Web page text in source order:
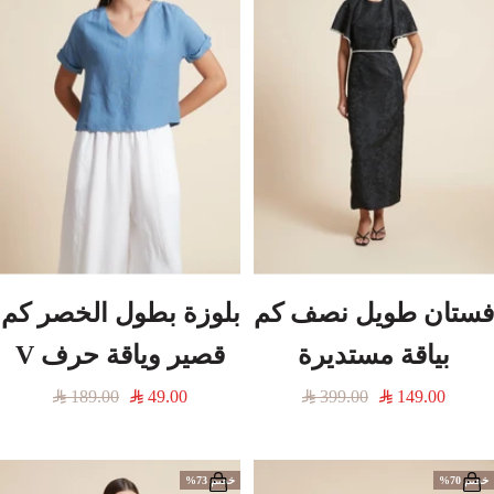
فستان طويل نصف كم
بياقة مستديرة
السعر
149.00
السعر
399.00
بلوزة بطول الخصر كم
قصير وياقة حرف V
السعر
49.00
السعر
189.00
خصم 70% خصم 73%